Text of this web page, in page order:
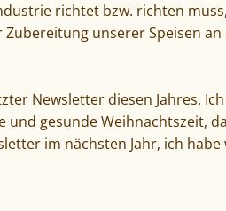
richtet bzw. richten
unserer Speisen
Newsletter diesen Jahres.
und gesunde Weihnachtszeit,
im nächsten Jahr, ich